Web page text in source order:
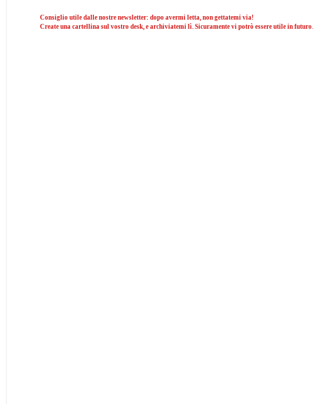
Consiglio utile dalle nostre newsletter: dopo avermi letta, non gettatemi via!
Create una cartellina sul vostro desk, e archiviatemi lì. Sicuramente vi potrò essere utile in futuro.